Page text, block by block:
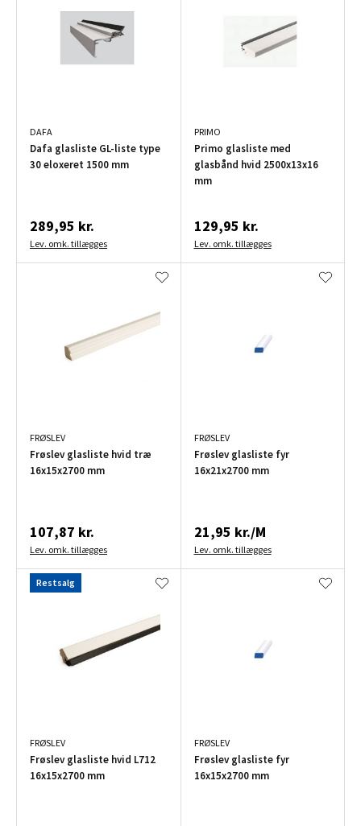
DAFA
Dafa glasliste GL-liste type
30 eloxeret 1500 mm
289,95 kr.
Lev. omk. tillægges
PRIMO
Primo glasliste med
glasbånd hvid 2500x13x16
mm
129,95 kr.
Lev. omk. tillægges
FRØSLEV
Frøslev glasliste hvid træ
16x15x2700 mm
107,87 kr.
Lev. omk. tillægges
FRØSLEV
Frøslev glasliste fyr
16x21x2700 mm
21,95 kr./M
Lev. omk. tillægges
Restsalg
FRØSLEV
Frøslev glasliste hvid L712
16x15x2700 mm
FRØSLEV
Frøslev glasliste fyr
16x15x2700 mm